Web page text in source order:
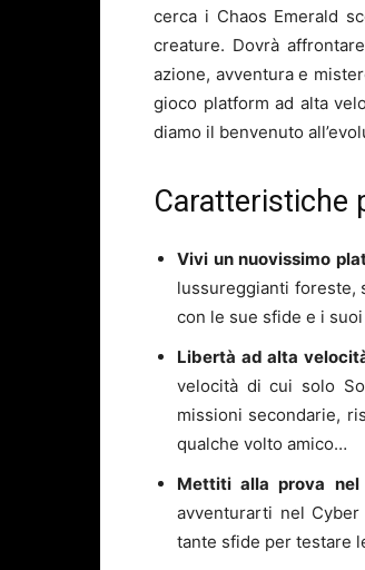
cerca i Chaos Emerald
creature. Dovrà
azione, avventura e
gioco platform ad alta
diamo il benvenuto
Caratteristiche
Vivi un nuovissimo
lussureggianti foreste,
con le sue sfide e i
Libertà ad alta
velocità di cui solo
missioni secondarie,
qualche volto amico…
Mettiti alla prova nel
avventurarti nel
tante sfide per testare